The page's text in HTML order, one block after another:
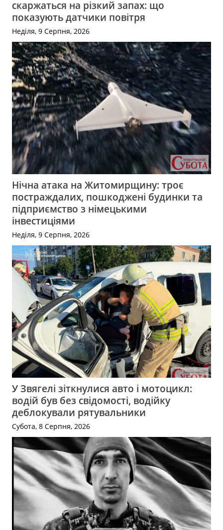
скаржаться на різкий запах: що
показують датчики повітря
Неділя, 9 Серпня, 2026
Нічна атака на Житомирщину: троє
постраждалих, пошкоджені будинки та
підприємство з німецькими
інвестиціями
Неділя, 9 Серпня, 2026
У Звягелі зіткнулися авто і мотоцикл:
водій був без свідомості, водійку
деблокували рятувальники
Субота, 8 Серпня, 2026